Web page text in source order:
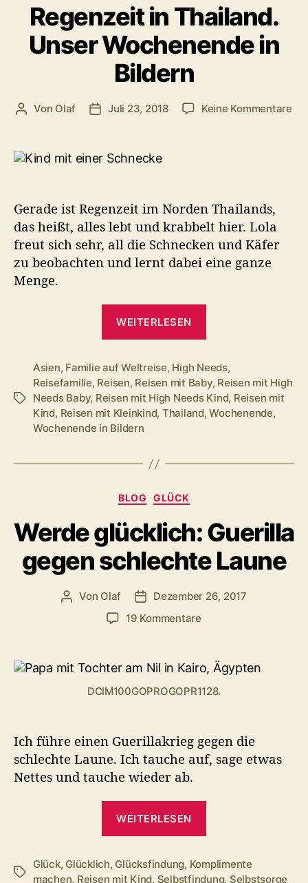
Regenzeit in Thailand.
Unser Wochenende in
Bildern
Beitragsautor
Von Olaf Veröffentlichungsdatum
Juli 23, 2018 Keine Kommentarezu
Gerade ist Regenzeit im Norden Thailands,
das heißt, alles lebt und krabbelt hier. Lola
freut sich sehr, all die Schnecken und Käfer
zu beobachten und lernt dabei eine ganze
Menge.
WEITERLESEN
Unser
Wochenende
in
Schlagwörter
Asien, Familie auf Weltreise, High Needs,
Reisefamilie, Reisen, Reisen mit Baby, Reisen mit High
Needs Baby, Reisen mit High Needs Kind, Reisen mit
Kind, Reisen mit Kleinkind, Thailand,Wochenende,
Wochenende in Bildern
Kategorien
BLOG GLÜCK
Werde glücklich: Guerilla
gegen schlechte Laune
Beitragsautor
Von Olaf Veröffentlichungsdatum
Dezember 26, 2017
19 Kommentarezu
Guerilla
gegen
schlechte
DCIM100GOPROGOPR1128.
Ich führe einen Guerillakrieg gegen die
schlechte Laune. Ich tauche auf, sage etwas
Nettes und tauche wieder ab.
WEITERLESEN
gegen
Schlagwörter
Glück, Glücklich, Glücksfindung, Komplimente
machen, Reisen mit Kind, Selbstfindung, Selbstsorge